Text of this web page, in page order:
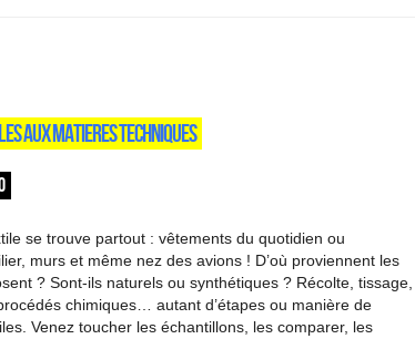
AUX MATIERES TECHNIQUES
se trouve partout : vêtements du quotidien ou
murs et même nez des avions ! D’où proviennent les
? Sont-ils naturels ou synthétiques ? Récolte, tissage,
chimiques… autant d’étapes ou manière de
Venez toucher les échantillons, les comparer, les